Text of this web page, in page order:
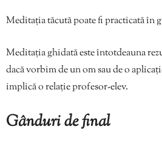
Meditația tăcută poate fi practicată în
Meditația ghidată este întotdeauna
dacă vorbim de un om sau de o
implică o relație profesor-elev.
Gânduri de final